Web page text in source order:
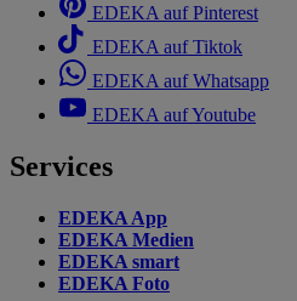
EDEKA auf Pinterest
EDEKA auf Tiktok
EDEKA auf Whatsapp
EDEKA auf Youtube
Services
EDEKA App
EDEKA Medien
EDEKA smart
EDEKA Foto